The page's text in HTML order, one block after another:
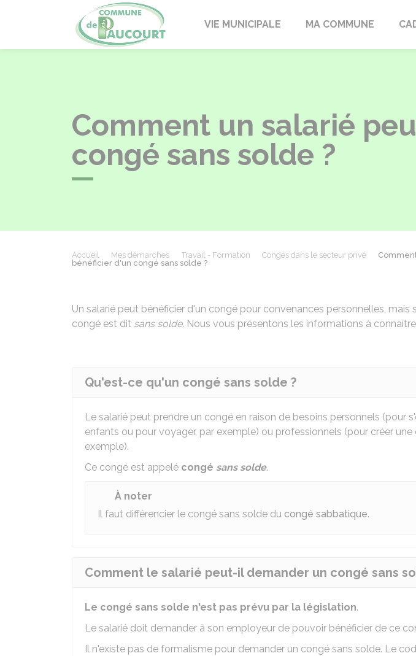
PaucourtVIE MUNICIPALE MA COMMUNE
Comment un salarié
congé sans solde ?
Accueil Mes démarches Travail - Formation Congés dans le secteur privé
bénéficier d'un congé sans solde ?
Un salarié peut bénéficier d'un congé pour convenances personnelles, mais
congé est dit sans solde. Nous vous présentons les informations à
Qu'est-ce qu'un congé sans solde ?
Le salarié peut prendre un congé en raison de besoins personnels (pour
enfants ou pour voyager, par exemple) ou professionnels (pour créer une
exemple).
Ce congé est appelé congé sans solde.
À noter
Il faut différencier le congé sans solde du congé sabbatique.
Comment le salarié peut-il demander un congé sans
Le congé sans solde n'est pas prévu par la législation.
Le salarié doit demander à son employeur de pouvoir bénéficier de ce
Il n'existe pas de formalisme pour demander un congé sans solde. Le